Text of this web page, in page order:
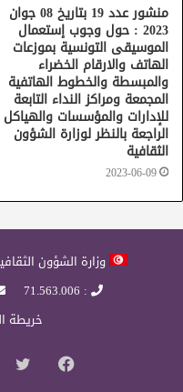
منشور عدد 19 بتاريخ 08 جوان
2023 : حول وجوب إستعمال
الموسيقى التونسية بموزعات
الهاتف والارقام الخضراء
والمبسطة والخطوط الهاتفية
المجمعة ومراكز النداء التابعة
للإدارات والمؤسسات والهياكل
الراجعة بالنظر لوزارة الشؤون
الثقافية
2023-06-09
وزارة الشؤون الثقافية | ©2026 جميع
: 71.563.006
خريطة
فيسبوك